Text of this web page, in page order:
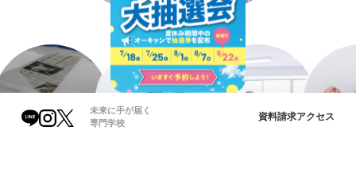
未来に手が届く
専門学校
資料請求アクセス